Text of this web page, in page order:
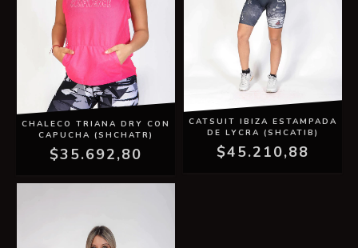
CHALECO TRIANA DRY CON
CAPUCHA (SHCHATR)
$35.692,80
CATSUIT IBIZA ESTAMPADA
DE LYCRA (SHCATIB)
$45.210,88